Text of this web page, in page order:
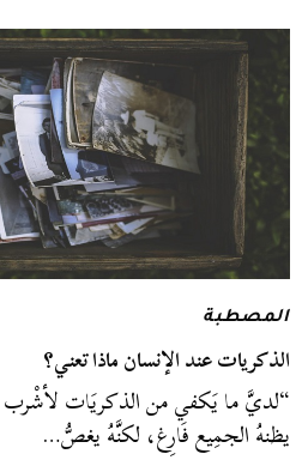
المصطبة
الذكريات عند الإنسان ماذا تعني؟
“لديَّ ما يَكفي من الذكريَات
يظنهُ الجمِيع فَارِغ، لكنَّهُ يغصُّ…